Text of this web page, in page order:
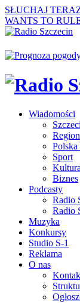
SŁUCHAJ
WANTS TO
Wiadomości
Region
Sport
Kultura
Biznes
Podcasty
Radio
Radio
Muzyka
Konkursy
Studio S-1
Reklama
O nas